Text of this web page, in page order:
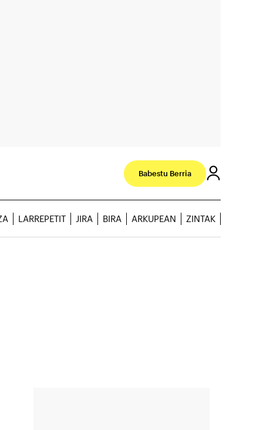
Babestu Berria
LARREPETIT JIRA BIRA ARKUPEAN ZINTAK